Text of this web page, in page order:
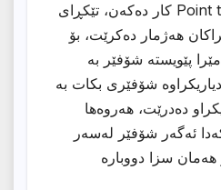
بە سیستەمی Point to Point کار دەکەن، تێکڕای
هەژمار دەکرێت، بۆ
پێویستە شۆفێر بە
شۆفێری بکات بە
دەدرێت، هەروەها
ئەگەر شۆفێر لەسەر
هەمان سزا دووبارە